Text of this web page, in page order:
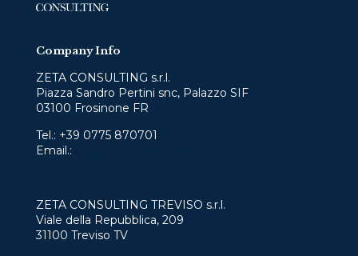
Company Info
ZETA CONSULTING s.r.l.
Piazza Sandro Pertini snc, Palazzo SIF
03100 Frosinone FR
Tel.: +39 0775 870701
Email.:
ZETA CONSULTING TREVISO s.r.l.
Viale della Repubblica, 209
31100 Treviso TV